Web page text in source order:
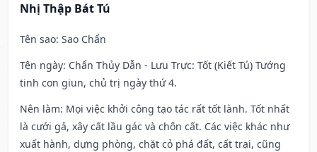
Nhị Thập Bát Tú
Tên sao: Sao Chẩn
Tên ngày: Chẩn Thủy Dẫn - Lưu Trực: Tốt (Kiết Tú) Tướng
tinh con giun, chủ trị ngày thứ 4.
Nên làm: Mọi việc khởi công tạo tác rất tốt lành. Tốt nhất
là cưới gả, xây cất lầu gác và chôn cất. Các việc khác như
xuất hành, dựng phòng, chặt cỏ phá đất, cất trại, cũng